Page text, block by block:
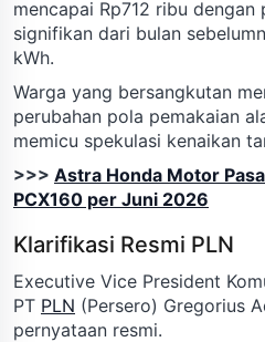
mencapai Rp712 ribu dengan
signifikan dari bulan
kWh.
Warga yang bersangkutan
perubahan pola pemakaian
memicu spekulasi kenaikan
>>> Astra Honda Motor
PCX160 per Juni 2026
Klarifikasi Resmi PLN
Executive Vice President
PT PLN (Persero) Gregorius
pernyataan resmi.